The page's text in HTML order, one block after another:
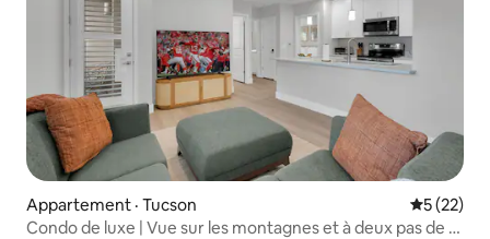
Appartement · Tucson Note
5 (22)
Condo de luxe | Vue sur les montagnes et à deux pas de St